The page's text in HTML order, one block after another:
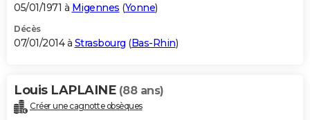
05/01/1971 à Migennes (Yonne)
Décès
07/01/2014 à Strasbourg (Bas-Rhin)
Louis LAPLAINE (88 ans)
Créer une cagnotte obsèques